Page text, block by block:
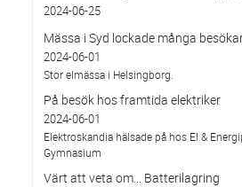
2024-06-25
Mässa i Syd lockade många
2024-06-01
Stor elmässa i Helsingborg.
På besök hos framtida elektriker
2024-06-01
Elektroskandia hälsade på hos El &
Gymnasium
Värt att veta om... Batterilagring